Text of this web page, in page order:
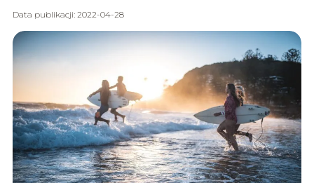
Data publikacji: 2022-04-28